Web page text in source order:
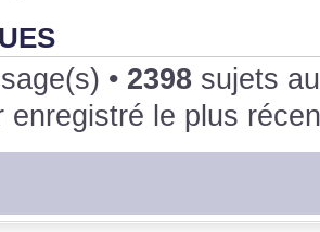
mais je suis pas sur
que l'on m'aide à trouver un
fait un arrêt cardiaque mais
• 2398 sujets
enregistré le plus